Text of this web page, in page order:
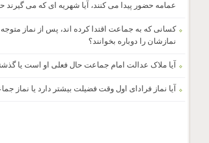
عمامه حضور پیدا می کنند، آیا شهریه ای که می گیرند
کسانی که به جماعت اقتدا کرده اند، پس از نماز
نمازشان را دوباره بخوانند؟
آیا ملاک عدالت امام جماعت حال فعلی او است یا
آیا نماز فرادای اول وقت فضیلت بیشتر دارد یا نماز